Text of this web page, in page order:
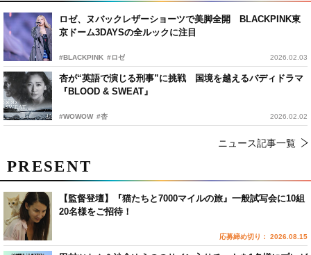
ロゼ、ヌバックレザーショーツで美脚全開 BLACKPINK東
京ドーム3DAYSの全ルックに注目
#BLACKPINK #ロゼ 2026.02.03
杏が“英語で演じる刑事”に挑戦 国境を越えるバディドラマ
『BLOOD & SWEAT』
#WOWOW #杏 2026.02.02
ニュース記事一覧
PRESENT
【監督登壇】『猫たちと7000マイルの旅』一般試写会に10組
20名様をご招待！
応募締め切り： 2026.08.15